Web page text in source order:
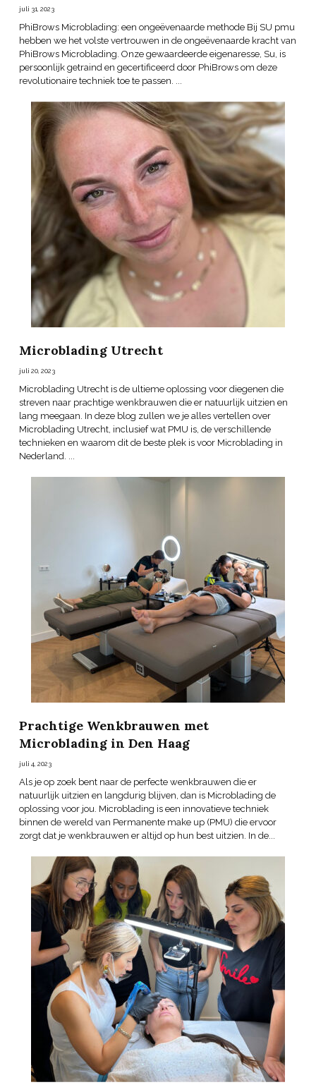
juli 31, 2023
PhiBrows Microblading: een ongeëvenaarde methode Bij SU pmu
hebben we het volste vertrouwen in de ongeëvenaarde kracht van
PhiBrows Microblading. Onze gewaardeerde eigenaresse, Su, is
persoonlijk getraind en gecertificeerd door PhiBrows om deze
revolutionaire techniek toe te passen. ...
Microblading Utrecht
juli 20, 2023
Microblading Utrecht is de ultieme oplossing voor diegenen die
streven naar prachtige wenkbrauwen die er natuurlijk uitzien en
lang meegaan. In deze blog zullen we je alles vertellen over
Microblading Utrecht, inclusief wat PMU is, de verschillende
technieken en waarom dit de beste plek is voor Microblading in
Nederland. ...
Prachtige Wenkbrauwen met
Microblading in Den Haag
juli 4, 2023
Als je op zoek bent naar de perfecte wenkbrauwen die er
natuurlijk uitzien en langdurig blijven, dan is Microblading de
oplossing voor jou. Microblading is een innovatieve techniek
binnen de wereld van Permanente make up (PMU) die ervoor
zorgt dat je wenkbrauwen er altijd op hun best uitzien. In de...